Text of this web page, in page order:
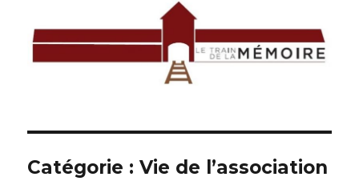
Catégorie :Vie de l’association